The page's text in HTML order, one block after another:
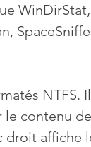
WinDirStat,
NTFS.
le contenu
droit affiche